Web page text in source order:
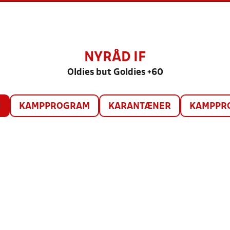
NYRÅD IF
Oldies but Goldies +60
KAMPPROGRAM KARANTÆNER